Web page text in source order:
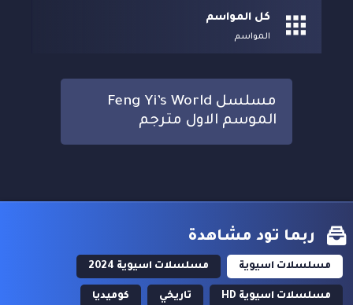
كل المواسم
المواسم
مسلسل Feng Yi’s World
الموسم الاول مترجم
ربما تود مشاهدة
مسلسلات اسيوية مسلسلات اسيوية 2024
مسلسلات اسيوية HD تاريخي كوميديا